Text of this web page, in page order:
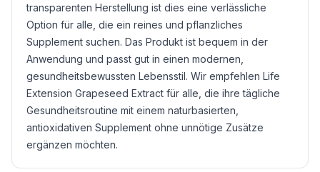
transparenten Herstellung ist dies eine verlässliche
Option für alle, die ein reines und pflanzliches
Supplement suchen. Das Produkt ist bequem in der
Anwendung und passt gut in einen modernen,
gesundheitsbewussten Lebensstil. Wir empfehlen Life
Extension Grapeseed Extract für alle, die ihre tägliche
Gesundheitsroutine mit einem naturbasierten,
antioxidativen Supplement ohne unnötige Zusätze
ergänzen möchten.